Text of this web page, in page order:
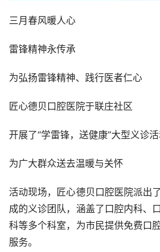
三月春风暖人心
雷锋精神永传承
为弘扬雷锋精神、践行医者仁心
匠心德贝口腔医院于联庄社区
开展了“学雷锋，送健康”大型义诊
为广大群众送去温暖与关怀
活动现场，匠心德贝口腔医院派出
成的义诊团队，涵盖了口腔内科、
科等多个科室，为市民提供免费口
服务。